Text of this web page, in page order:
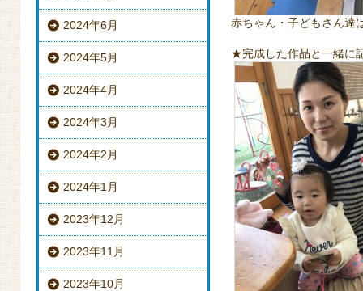
2024年6月
2024年5月
2024年4月
2024年3月
2024年2月
2024年1月
2023年12月
2023年11月
2023年10月
赤ちゃん・子どもさん達
★完成した作品と一緒に